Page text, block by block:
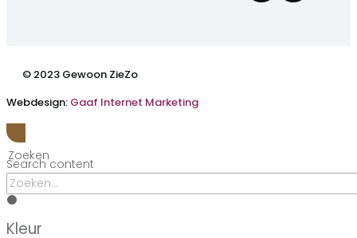
© 2023 Gewoon ZieZo
Webdesign: Gaaf Internet Marketing
Zoeken
Search content
Kleur